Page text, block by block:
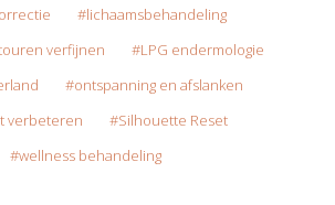
lichaamsbehandeling
verfijnen
LPG endermologie
ontspanning en afslanken
verbeteren
Silhouette Reset
wellness behandeling